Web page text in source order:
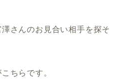
さんのお見合い相手を探そ
ちらです。